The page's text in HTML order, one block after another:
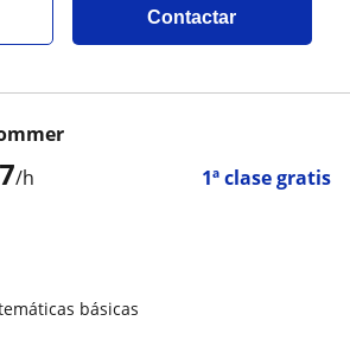
Contactar
7/h 1ª clase gratis
básicas